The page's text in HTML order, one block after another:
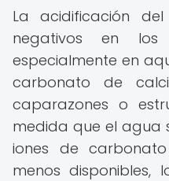
La acidificación
negativos en los
especialmente en
carbonato de
caparazones o
medida que el agua
iones de
menos disponibles,